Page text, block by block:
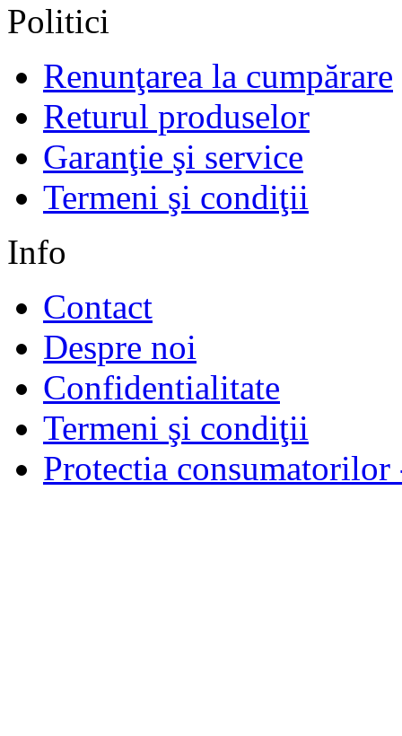
Politici
Renunţarea la cumpărare
Returul produselor
Garanţie şi service
Termeni şi condiţii
Info
Contact
Despre noi
Confidentialitate
Termeni şi condiţii
Protectia